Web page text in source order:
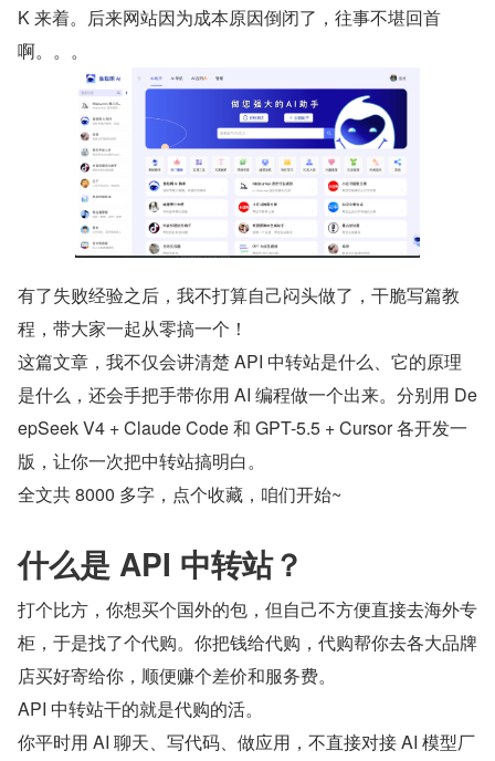
K 来着。后来网站因为成本原因倒闭了，往事不堪回首
啊。。。
有了失败经验之后，我不打算自己闷头做了，干脆写篇教
程，带大家一起从零搞一个！
这篇文章，我不仅会讲清楚 API 中转站是什么、它的原理
是什么，还会手把手带你用 AI 编程做一个出来。分别用 De
epSeek V4 + Claude Code 和 GPT-5.5 + Cursor 各开发一
版，让你一次把中转站搞明白。
全文共 8000 多字，点个收藏，咱们开始~
什么是 API 中转站？
打个比方，你想买个国外的包，但自己不方便直接去海外专
柜，于是找了个代购。你把钱给代购，代购帮你去各大品牌
店买好寄给你，顺便赚个差价和服务费。
API 中转站干的就是代购的活。
你平时用 AI 聊天、写代码、做应用，不直接对接 AI 模型厂